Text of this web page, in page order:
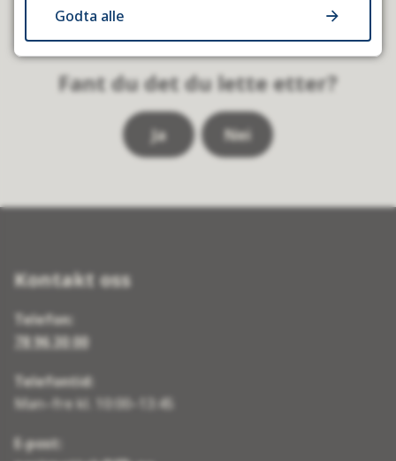
Fant du det du lette etter?
Ja Nei
Kontakt oss
Telefon:
78 96 30 00
Telefontid:
Man–fre kl. 10:00–13:45
E-post:
Godta alle